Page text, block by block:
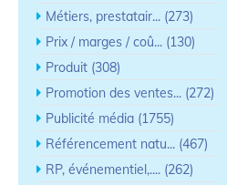
Métiers, prestatair... (273)
Prix / marges / coû... (130)
Produit (308)
Promotion des ventes... (272)
Publicité média (1755)
Référencement natu... (467)
RP, événementiel,.... (262)